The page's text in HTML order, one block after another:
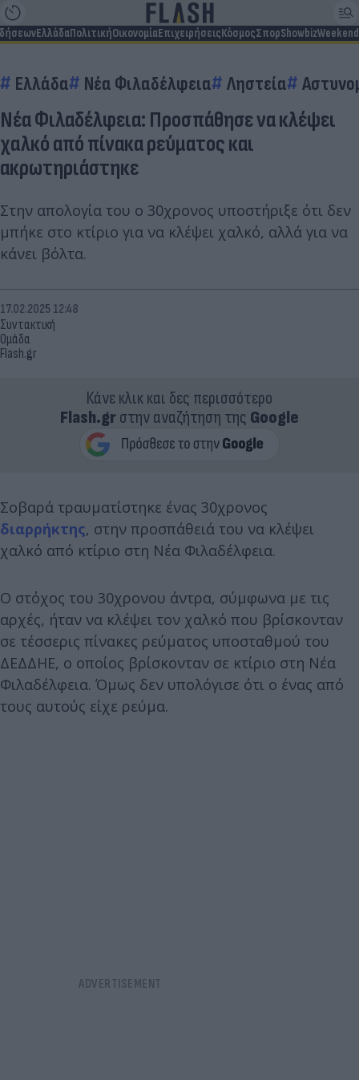
ΕλλάδαΠολιτικήΟικονομίαΕπιχειρήσειςΚόσμοςΣπορShowbizWeekend
Ελλάδα Νέα Φιλαδέλφεια Ληστεία
Νέα Φιλαδέλφεια: Προσπάθησε να κλέψει
χαλκό από πίνακα ρεύματος και
ακρωτηριάστηκε
Στην απολογία του ο 30χρονος υποστήριξε ότι δεν
μπήκε στο κτίριο για να κλέψει χαλκό, αλλά για να
κάνει βόλτα.
Συντακτική
Ομάδα
Flash.gr
17.02.2025 12:48
Κάνε κλικ και δες περισσότερο
Flash.grστην αναζήτηση της Google
Σοβαρά τραυματίστηκε ένας 30χρονος
διαρρήκτης, στην προσπάθειά του να κλέψει
χαλκό από κτίριο στη Νέα Φιλαδέλφεια.
Ο στόχος του 30χρονου άντρα, σύμφωνα με τις
αρχές, ήταν να κλέψει τον χαλκό που βρίσκονταν
σε τέσσερις πίνακες ρεύματος υποσταθμού του
ΔΕΔΔΗΕ, ο οποίος βρίσκονταν σε κτίριο στη Νέα
Φιλαδέλφεια. Όμως δεν υπολόγισε ότι ο ένας από
τους αυτούς είχε ρεύμα.